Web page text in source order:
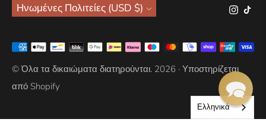
Νόμισμα
Ηνωμένες Πολιτείες (USD $)
Αποδεκτοί
τρόποι
πληρωμής
© Όλα τα δικαιώματα διατηρούνται. 2026 · Υποστηρίζεται
από Shopify
Ελληνικά